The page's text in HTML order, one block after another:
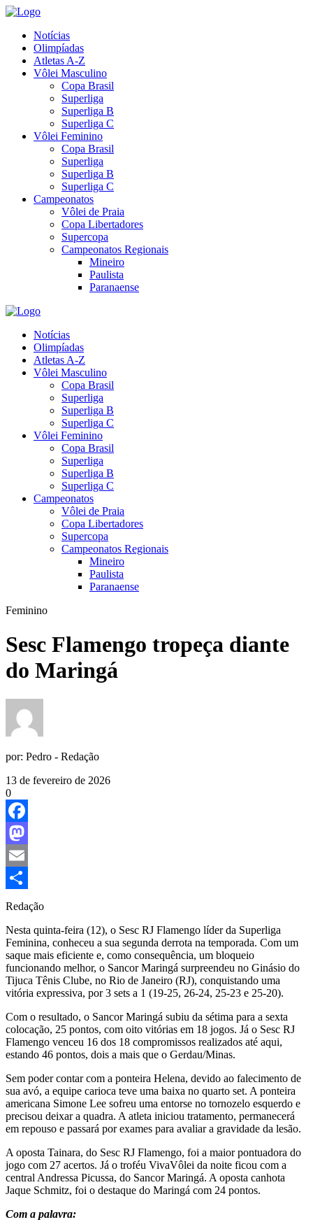
Notícias
Olimpíadas
Atletas A-Z
Vôlei Masculino
Copa Brasil
Superliga
Superliga B
Superliga C
Vôlei Feminino
Copa Brasil
Superliga
Superliga B
Superliga C
Campeonatos
Vôlei de Praia
Copa Libertadores
Supercopa
Campeonatos Regionais
Mineiro
Paulista
Paranaense
Notícias
Olimpíadas
Atletas A-Z
Vôlei Masculino
Copa Brasil
Superliga
Superliga B
Superliga C
Vôlei Feminino
Copa Brasil
Superliga
Superliga B
Superliga C
Campeonatos
Vôlei de Praia
Copa Libertadores
Supercopa
Campeonatos Regionais
Mineiro
Paulista
Paranaense
Feminino
Sesc Flamengo tropeça diante
do Maringá
por: Pedro - Redação
13 de fevereiro de 2026
0
Facebook
Mastodon
Email
Share
Redação
Nesta quinta-feira (12), o Sesc RJ Flamengo líder da Superliga
Feminina, conheceu a sua segunda derrota na temporada. Com um
saque mais eficiente e, como consequência, um bloqueio
funcionando melhor, o Sancor Maringá surpreendeu no Ginásio do
Tijuca Tênis Clube, no Rio de Janeiro (RJ), conquistando uma
vitória expressiva, por 3 sets a 1 (19-25, 26-24, 25-23 e 25-20).
Com o resultado, o Sancor Maringá subiu da sétima para a sexta
colocação, 25 pontos, com oito vitórias em 18 jogos. Já o Sesc RJ
Flamengo venceu 16 dos 18 compromissos realizados até aqui,
estando 46 pontos, dois a mais que o Gerdau/Minas.
Sem poder contar com a ponteira Helena, devido ao falecimento de
sua avó, a equipe carioca teve uma baixa no quarto set. A ponteira
americana Simone Lee sofreu uma entorse no tornozelo esquerdo e
precisou deixar a quadra. A atleta iniciou tratamento, permanecerá
em repouso e passará por exames para avaliar a gravidade da lesão.
A oposta Tainara, do Sesc RJ Flamengo, foi a maior pontuadora do
jogo com 27 acertos. Já o troféu VivaVôlei da noite ficou com a
central Andressa Picussa, do Sancor Maringá. A oposta canhota
Jaque Schmitz, foi o destaque do Maringá com 24 pontos.
Com a palavra: